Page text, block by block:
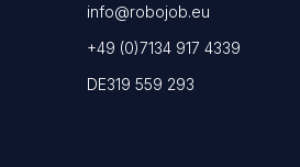
info@robojob.eu
+49 (0)7134 917 4339
DE319 559 293